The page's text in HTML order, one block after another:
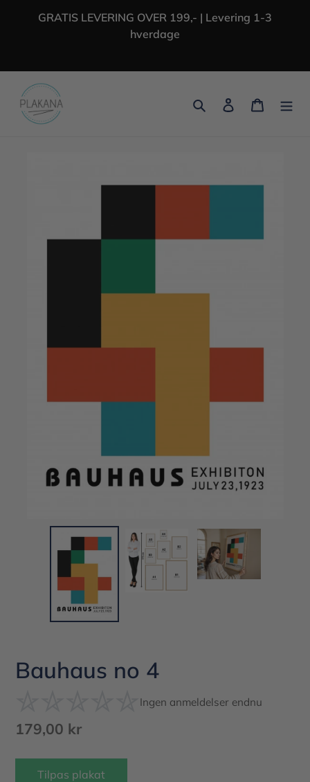
GRATIS LEVERING OVER 199,- | Levering 1-3
hverdage
Søg Log ind
Bauhaus no 4
Ingen anmeldelser endnu
Normalpris
179,00 kr
Tilpas plakat